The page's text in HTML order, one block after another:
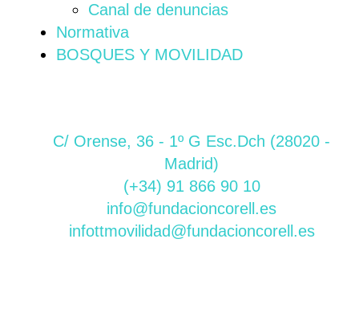
Canal de denuncias
Normativa
BOSQUES Y MOVILIDAD
C/ Orense, 36 - 1º G Esc.Dch (28020 -
Madrid)
(+34) 91 866 90 10
info@fundacioncorell.es
infottmovilidad@fundacioncorell.es